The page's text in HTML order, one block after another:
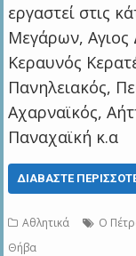
εργαστεί στις
Μεγάρων, Αγιος
Κεραυνός
Πανηλειακός,
Αχαρναϊκός,
Παναχαϊκή κ.α
ΔΙΑΒΆΣΤΕ
Αθλητικά
Ο
Θήβα